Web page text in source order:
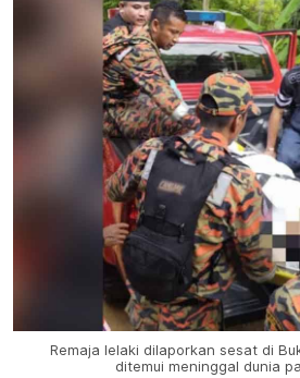
Remaja lelaki dilaporkan sesat di
ditemui meninggal dunia